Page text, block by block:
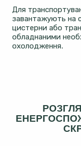
Для
завантажують на
цистерни або
обладнаними
охолодження.